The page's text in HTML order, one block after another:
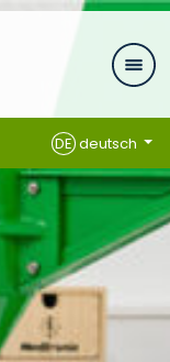
DEdeutsch